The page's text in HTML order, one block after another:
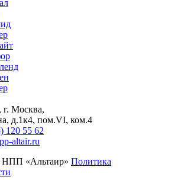
г. Москва,
д.1к4, пом.VI, ком.4
120 55 62
altair.ru
«Альтаир» Политика